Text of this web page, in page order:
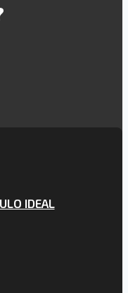
IDEAL